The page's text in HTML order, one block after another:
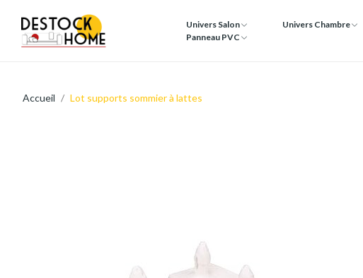
Univers Salon Univers Chambre
Panneau PVC
Accueil Lot supports sommier à lattes